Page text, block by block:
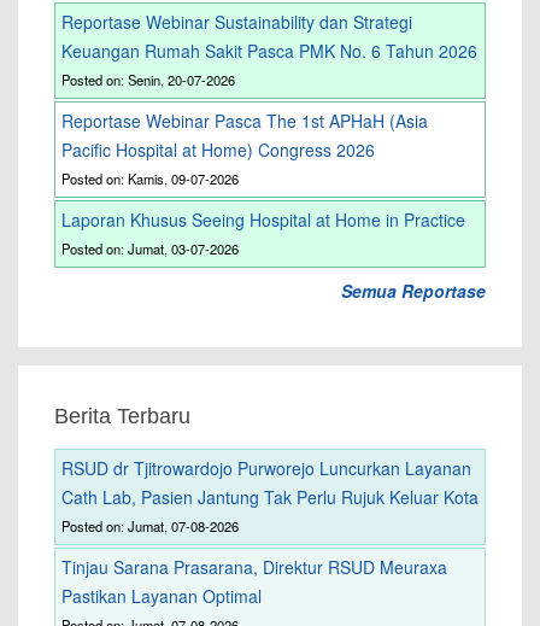
Reportase Webinar Sustainability dan Strategi
Keuangan Rumah Sakit Pasca PMK No. 6 Tahun 2026
Posted on: Senin, 20-07-2026
Reportase Webinar Pasca The 1st APHaH (Asia
Pacific Hospital at Home) Congress 2026
Posted on: Kamis, 09-07-2026
Laporan Khusus Seeing Hospital at Home in Practice
Posted on: Jumat, 03-07-2026
Semua Reportase
Berita Terbaru
RSUD dr Tjitrowardojo Purworejo Luncurkan Layanan
Cath Lab, Pasien Jantung Tak Perlu Rujuk Keluar Kota
Posted on: Jumat, 07-08-2026
Tinjau Sarana Prasarana, Direktur RSUD Meuraxa
Pastikan Layanan Optimal